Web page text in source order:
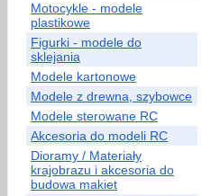
Motocykle - modele
plastikowe
Figurki - modele do
sklejania
Modele kartonowe
Modele z drewna, szybowce
Modele sterowane RC
Akcesoria do modeli RC
Dioramy / Materiały
krajobrazu i akcesoria do
budowa makiet